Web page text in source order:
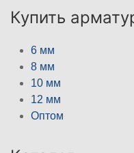
Купить
6 мм
8 мм
10 мм
12 мм
Оптом